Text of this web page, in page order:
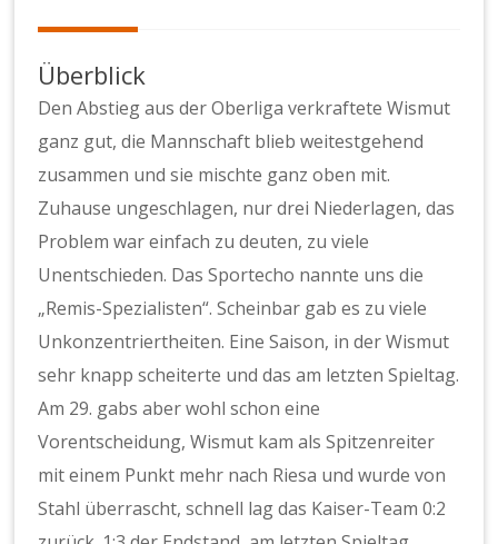
Überblick
Den Abstieg aus der Oberliga verkraftete Wismut
ganz gut, die Mannschaft blieb weitestgehend
zusammen und sie mischte ganz oben mit.
Zuhause ungeschlagen, nur drei Niederlagen, das
Problem war einfach zu deuten, zu viele
Unentschieden. Das Sportecho nannte uns die
„Remis-Spezialisten“. Scheinbar gab es zu viele
Unkonzentriertheiten. Eine Saison, in der Wismut
sehr knapp scheiterte und das am letzten Spieltag.
Am 29. gabs aber wohl schon eine
Vorentscheidung, Wismut kam als Spitzenreiter
mit einem Punkt mehr nach Riesa und wurde von
Stahl überrascht, schnell lag das Kaiser-Team 0:2